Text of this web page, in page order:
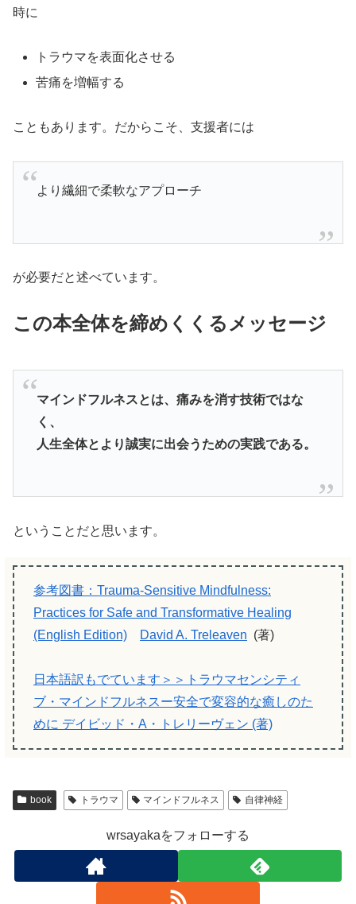
時に
トラウマを表面化させる
苦痛を増幅する
こともあります。だからこそ、支援者には
より繊細で柔軟なアプローチ
が必要だと述べています。
この本全体を締めくくるメッセージ
マインドフルネスとは、痛みを消す技術ではな
く、
人生全体とより誠実に出会うための実践である。
ということだと思います。
参考図書：Trauma-Sensitive Mindfulness:
Practices for Safe and Transformative Healing
(English Edition)
David A. Treleaven (著)
日本語訳もでています＞＞トラウマセンシティ
ブ・マインドフルネスー安全で変容的な癒しのた
めに デイビッド・A・トレリーヴェン (著)
book トラウマ マインドフルネス 自律神経
wrsayakaをフォローする